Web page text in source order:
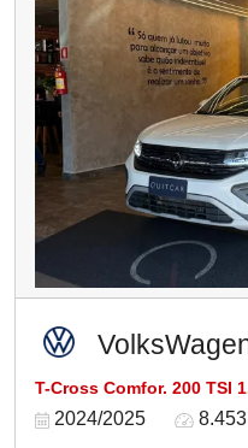
T-Cross Comfor. 200 TSI
2024/2025